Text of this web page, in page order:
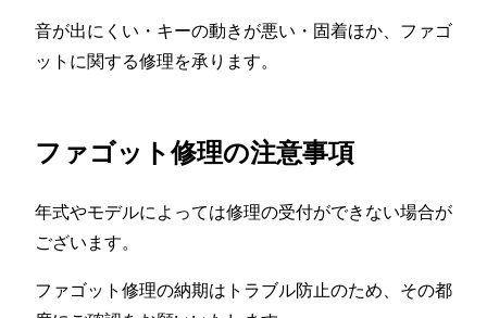
音が出にくい・キーの動きが悪い・固着ほか、ファゴ
ットに関する修理を承ります。
ファゴット修理の注意事項
年式やモデルによっては修理の受付ができない場合が
ございます。
ファゴット修理の納期はトラブル防止のため、その都